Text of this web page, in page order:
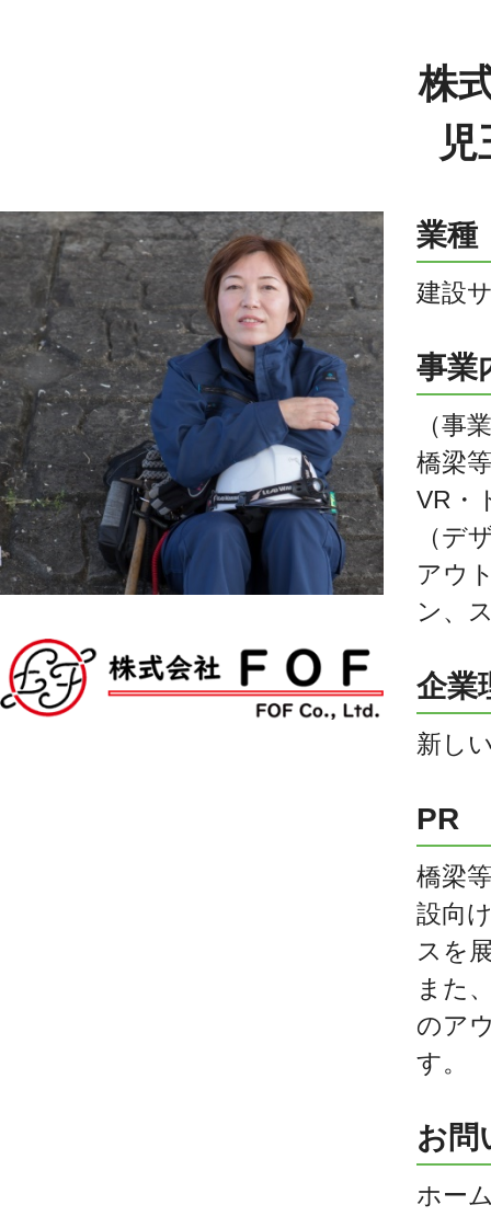
株
業種
建設
事業
（事
橋梁
VR・
（デ
アウ
ン、
企業
新し
PR
橋梁
設向
スを
また
のア
す。
お問
ホー